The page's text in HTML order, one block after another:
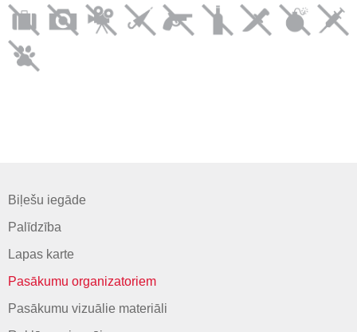
Biļešu iegāde
Palīdzība
Lapas karte
Pasākumu organizatoriem
Pasākumu vizuālie materiāli